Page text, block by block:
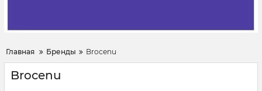
Главная Бренды Brocenu
Brocenu